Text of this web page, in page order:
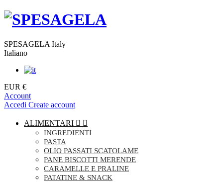
SPESAGELA Italy
Italiano
EUR €
Account
Accedi Create account
ALIMENTARI  
INGREDIENTI
PASTA
OLIO PASSATI SCATOLAME
PANE BISCOTTI MERENDE
CARAMELLE E PRALINE
PATATINE & SNACK